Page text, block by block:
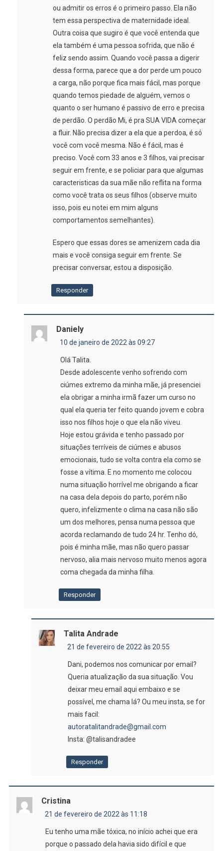
ou admitir os erros é o primeiro passo. Ela não
tem essa perspectiva de maternidade ideal.
Outra coisa que sugiro é que você entenda que
ela também é uma pessoa sofrida, que não é
feliz sendo assim. Quando você passa a digerir
dessa forma, parece que a dor perde um pouco
a carga, não porque fica mais fácil, mas porque
quando temos piedade de alguém, vemos o
quanto o ser humano é passivo de erro e precisa
de perdão. O perdão Mi, é pra SUA VIDA começar
a fluir. Não precisa dizer a ela que a perdoa, é só
você com você mesma. Não é fácil, mas é
preciso. Você com 33 anos e 3 filhos, vai precisar
seguir em frente, e se policiar para que algumas
caracteristicas da sua mãe não reflita na forma
como você trata os seus filhos (observe muito
isso, pois eu notei em mim alguns
comportamentos semelhantes).
Espero que essas dores se amenizem cada dia
mais e você consiga seguir em frente. Se
precisar conversar, estou a disposição.
Responder
Daniely
10 de janeiro de 2022 às 09:27
Olá Talita.
Desde adolescente venho sofrendo com
ciúmes extremo da minha mãe, já presenciei
ela obrigar a minha irmã fazer um curso no
qual ela queria ter feito quando jovem e cobra
isso nos filhos hoje o que ela não viveu.
Hoje estou grávida e tenho passado por
situações terríveis de ciúmes e abusos
emocionais, tudo se volta contra ela como se
fosse a vítima. E no momento me colocou
numa situação horrível me obrigando a ficar
na casa dela depois do parto, porém não
quero, infelizmente o clima na casa não são
um dos melhores, pensa numa pessoa que
acorda reclamando de tudo 24 hr. Tenho dó,
pois é minha mãe, mas não quero passar
nervoso, alia mais nervoso muito menos agora
coma chegada da minha filha.
Responder
Talita Andrade
21 de fevereiro de 2022 às 20:55
Dani, podemos nos comunicar por email?
Queria atualização da sua situação. Vou
deixar meu email aqui embaixo e se
possível, me chama lá? Ou meu insta, se for
mais facil:
autoratalitandrade@gmail.com
Insta: @talisandradee
Responder
Cristina
21 de fevereiro de 2022 às 11:18
Eu tenho uma mãe tóxica, no início achei que era
porque o passado dela havia sido difícil e que